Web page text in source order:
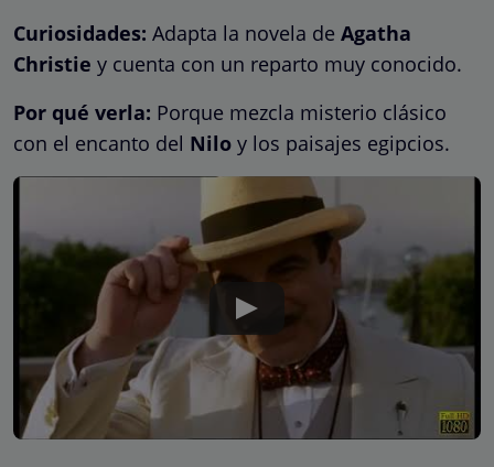
Curiosidades: Adapta la novela de Agatha
Christie y cuenta con un reparto muy conocido.
Por qué verla: Porque mezcla misterio clásico
con el encanto del Nilo y los paisajes egipcios.